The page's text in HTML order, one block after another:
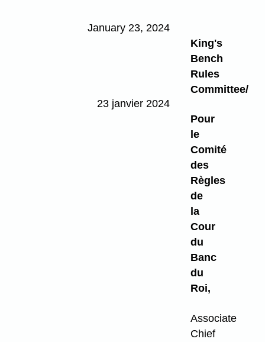
January 23, 2024
King's
Bench
Rules
Committee/
23 janvier 2024
Pour
le
Comité
des
Règles
de
la
Cour
du
Banc
du
Roi,
Associate
Chief